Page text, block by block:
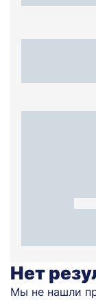
Нет
Мы не нашли